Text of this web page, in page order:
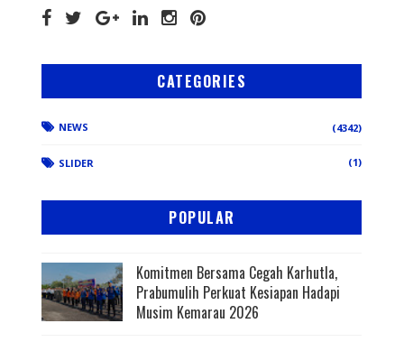
CATEGORIES
NEWS (4342)
SLIDER (1)
POPULAR
Komitmen Bersama Cegah Karhutla,
Prabumulih Perkuat Kesiapan Hadapi
Musim Kemarau 2026